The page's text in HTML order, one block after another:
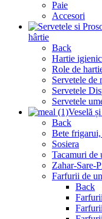
Paie
Accesori
hârtie
Back
Hartie
Role de
Servetele de
Servetele
Servetele
Veselă
Back
Bete
Sosiera
Tacamuri de
Zahar-Sare-
Farfurii de
Back